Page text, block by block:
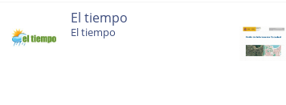
El tiempo
El tiempo